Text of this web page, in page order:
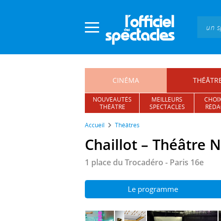
CINÉMA
NOUVEAUTÉS
THÉÂTRE
MEILLEURS
SPECTACLES
Accueil Théâtres
Chaillot – Théâtre
1 place du Trocadéro - Paris 16e
Le programme